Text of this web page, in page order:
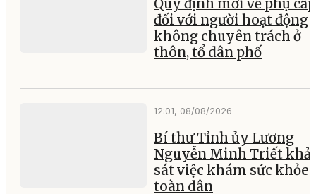
Quy định mới về phụ cấp
đối với người hoạt động
không chuyên trách ở
thôn, tổ dân phố
12:01, 08/08/2026
Bí thư Tỉnh ủy Lương
Nguyễn Minh Triết
sát việc khám sức khỏe
toàn dân